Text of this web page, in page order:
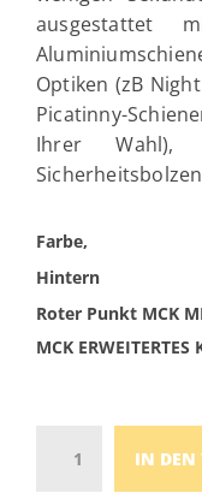
ausgestattet
Optiken (zB
Picatinny-
Ihrer Wahl),
Farbe,
Hintern
Roter Punkt MCK
MCK ERWEITERTES
Menge
IN DEN